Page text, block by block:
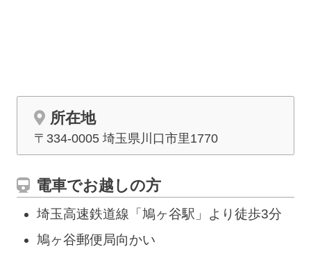
所在地
〒334-0005 埼玉県川口市里1770
電車でお越しの方
埼玉高速鉄道線「鳩ヶ谷駅」より徒歩3分
鳩ヶ谷郵便局向かい